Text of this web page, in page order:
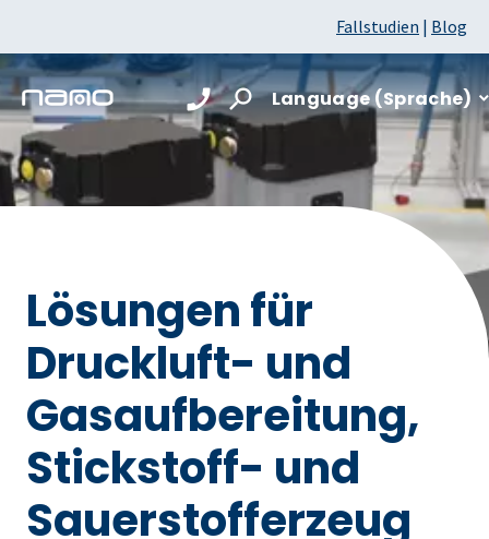
Fallstudien | Blog
Language (Sprache)
Lösungen für
Druckluft- und
Gasaufbereitung,
Stickstoff- und
Sauerstofferzeug